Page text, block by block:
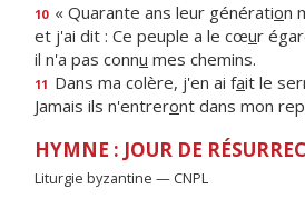
10 « Quarante ans leur génération
et j'ai dit : Ce peuple a le cœur
il n'a pas connu mes chemins.
11 Dans ma colère, j'en ai fait le
Jamais ils n'entreront dans mon
HYMNE : JOUR DE
Liturgie byzantine — CNPL